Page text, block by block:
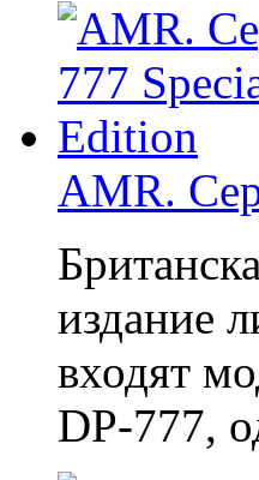
AMR.
издание
входят
DP-777,